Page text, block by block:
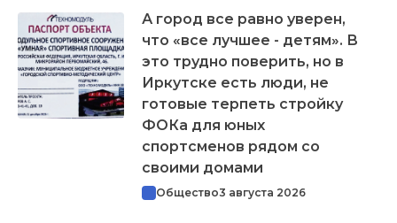
А город все равно уверен,
что «все лучшее - детям». В
это трудно поверить, но в
Иркутске есть люди, не
готовые терпеть стройку
ФОКа для юных
спортсменов рядом со
своими домами
Общество3 августа 2026